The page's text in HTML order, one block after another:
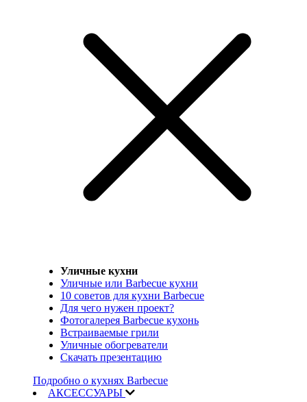
Уличные кухни
Уличные или Barbecue кухни
10 советов для кухни Barbecue
Для чего нужен проект?
Фотогалерея Barbecue кухонь
Встраиваемые грили
Уличные обогреватели
Скачать презентацию
Подробно о кухнях Barbecue
АКСЕССУАРЫ